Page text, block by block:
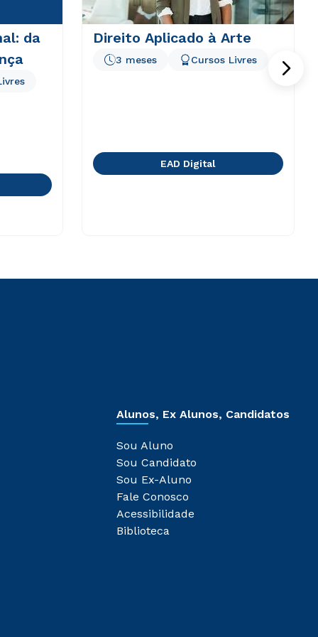
da
Direito Aplicado à Arte
3 meses Cursos Livres
EAD Digital
Alunos, Ex Alunos, Candidatos
Sou Aluno
Sou Candidato
Sou Ex-Aluno
Fale Conosco
Acessibilidade
Biblioteca